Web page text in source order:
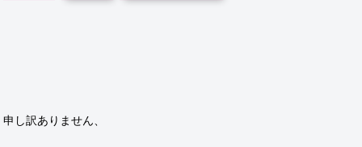
申し訳ありません、